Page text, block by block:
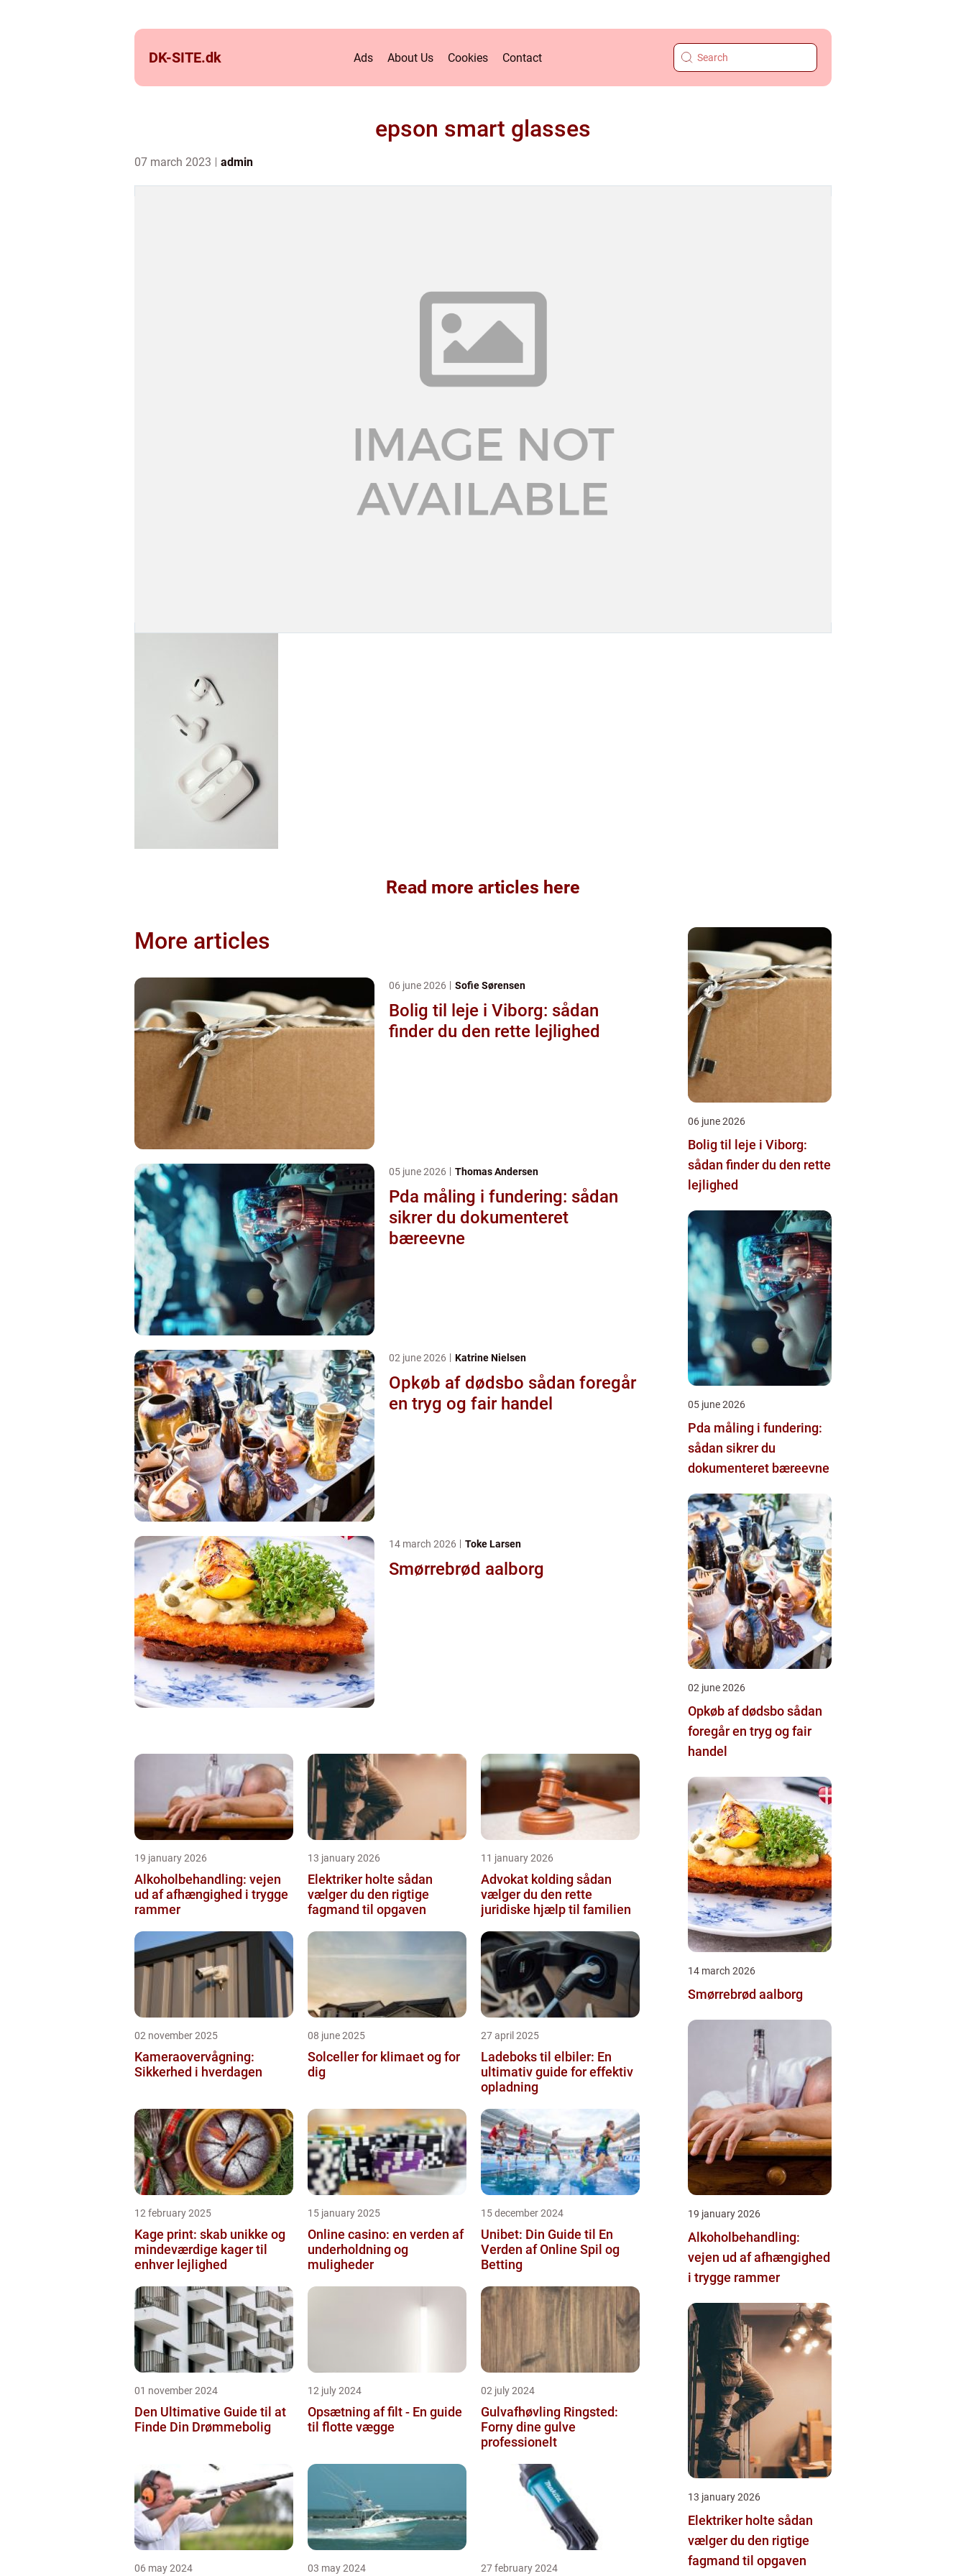
DK-SITE.dk Ads About Us Cookies Contact
epson smart glasses
07 march 2023 admin
Read more articles here
More articles
06 june 2026 Sofie Sørensen
Bolig til leje i Viborg: sådan
finder du den rette lejlighed
05 june 2026 Thomas Andersen
Pda måling i fundering: sådan
sikrer du dokumenteret
bæreevne
02 june 2026 Katrine Nielsen
Opkøb af dødsbo sådan foregår
en tryg og fair handel
14 march 2026 Toke Larsen
Smørrebrød aalborg
19 january 2026
Alkoholbehandling: vejen
ud af afhængighed i trygge
rammer
13 january 2026
Elektriker holte sådan
vælger du den rigtige
fagmand til opgaven
11 january 2026
Advokat kolding sådan
vælger du den rette
juridiske hjælp til familien
02 november 2025
Kameraovervågning:
Sikkerhed i hverdagen
08 june 2025
Solceller for klimaet og for
dig
27 april 2025
Ladeboks til elbiler: En
ultimativ guide for effektiv
opladning
12 february 2025
Kage print: skab unikke og
mindeværdige kager til
enhver lejlighed
15 january 2025
Online casino: en verden af
underholdning og
muligheder
15 december 2024
Unibet: Din Guide til En
Verden af Online Spil og
Betting
01 november 2024
Den Ultimative Guide til at
Finde Din Drømmebolig
12 july 2024
Opsætning af filt - En guide
til flotte vægge
02 july 2024
Gulvafhøvling Ringsted:
Forny dine gulve
professionelt
06 may 2024 03 may 2024 27 february 2024
06 june 2026
Bolig til leje i Viborg:
sådan finder du den rette
lejlighed
05 june 2026
Pda måling i fundering:
sådan sikrer du
dokumenteret bæreevne
02 june 2026
Opkøb af dødsbo sådan
foregår en tryg og fair
handel
14 march 2026
Smørrebrød aalborg
19 january 2026
Alkoholbehandling:
vejen ud af afhængighed
i trygge rammer
13 january 2026
Elektriker holte sådan
vælger du den rigtige
fagmand til opgaven